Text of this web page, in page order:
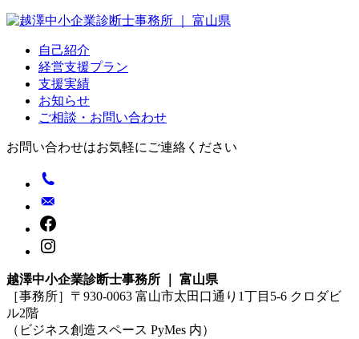
自己紹介
経営支援プラン
支援実績
お知らせ
ご相談・お問い合わせ
お問い合わせはお気軽にご連絡ください
越澤中小企業診断士事務所 ｜ 富山県
［事務所］〒930-0063 富山市太田口通り1丁目5-6 クロダビ
ル2階
（ビジネス創造スペース PyMes 内）